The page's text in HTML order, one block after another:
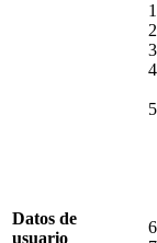
Datos de
usuario